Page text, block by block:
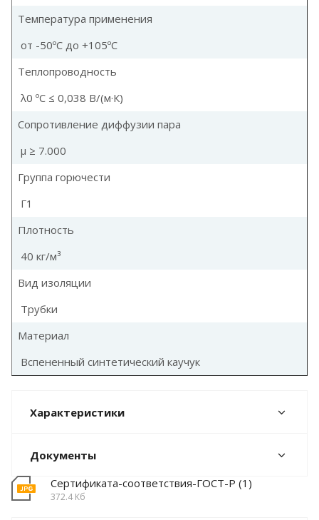
Температура применения
от -50ºС до +105ºС
Теплопроводность
λ0 ºC ≤ 0,038 В/(м·К)
Сопротивление диффузии пара
µ ≥ 7.000
Группа горючести
Г1
Плотность
40 кг/м³
Вид изоляции
Трубки
Материал
Вспененный синтетический каучук
Характеристики
Документы
Сертификата-соответствия-ГОСТ-Р (1)
372.4 Кб